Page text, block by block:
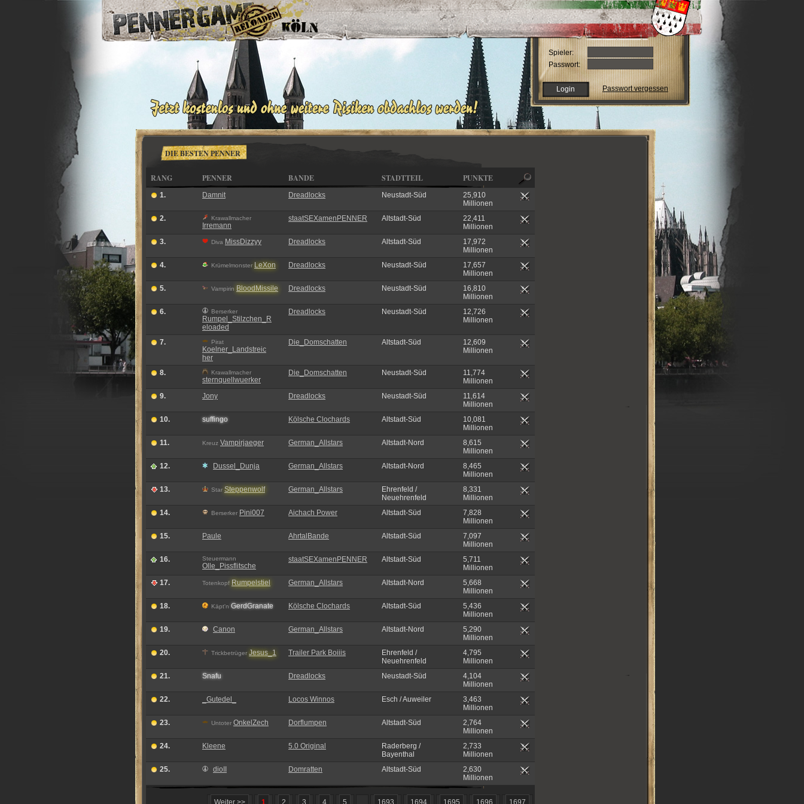
Spieler:
Passwort:
Passwort vergessen
DIE BESTEN PENNER
RANG PENNER BANDE STADTTEIL PUNKTE
1. Damnit Dreadlocks Neustadt-Süd
25,910
Millionen
2.
Krawallmacher
Irremann
staatSEXamenPENNER Altstadt-Süd
22,411
Millionen
3.
Diva MissDizzyy Dreadlocks Altstadt-Süd
17,972
Millionen
4.
Krümelmonster LeXon Dreadlocks Neustadt-Süd
17,657
Millionen
5.
Vampirin BloodMissile Dreadlocks Neustadt-Süd
16,810
Millionen
6.
Berserker
Rumpel_Stilzchen_R
eloaded
Dreadlocks Neustadt-Süd
12,726
Millionen
7. Pirat
Koelner_Landstreic
her
Die_Domschatten Altstadt-Süd
12,609
Millionen
8. Krawallmacher
sternquellwuerker
Die_Domschatten Neustadt-Süd
11,774
Millionen
9.
Jony Dreadlocks Neustadt-Süd
11,614
Millionen
10.
suffingo Kölsche Clochards Altstadt-Süd
10,081
Millionen
11.
Kreuz Vampirjaeger German_Allstars Altstadt-Nord
8,615
Millionen
12.
Dussel_Dunja German_Allstars Altstadt-Nord
8,465
Millionen
13.
Star Steppenwolf German_Allstars
Ehrenfeld /
Neuehrenfeld
8,331
Millionen
14.
Berserker Pini007 Aichach Power Altstadt-Süd
7,828
Millionen
15.
Paule AhrtalBande Altstadt-Süd
7,097
Millionen
16.
Steuermann
Olle_Pissflitsche
staatSEXamenPENNER Altstadt-Süd
5,711
Millionen
17.
Totenkopf Rumpelstiel German_Allstars Altstadt-Nord
5,668
Millionen
18.
Käpt'n GerdGranate Kölsche Clochards Altstadt-Süd
5,436
Millionen
19.
Canon German_Allstars Altstadt-Nord
5,290
Millionen
20.
Trickbetrüger Jesus_1 Trailer Park Boiiis
Ehrenfeld /
Neuehrenfeld
4,795
Millionen
21.
Snafu Dreadlocks Neustadt-Süd
4,104
Millionen
22.
_Gutedel_ Locos Winnos Esch / Auweiler
3,463
Millionen
23.
Untoter OnkelZech Dorflumpen Altstadt-Süd
2,764
Millionen
24.
Kleene 5.0 Original
Raderberg /
Bayenthal
2,733
Millionen
25.
dioII Domratten Altstadt-Süd
2,630
Millionen
Weiter >> 1 2 3 4 5 1693 1694 1695 1696 1697